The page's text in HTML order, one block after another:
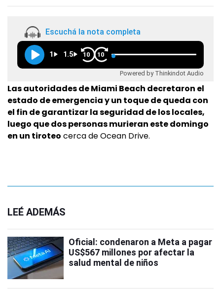
Escuchá la nota completa
1 1.5 10 10
Powered by Thinkindot Audio
Las autoridades de Miami Beach decretaron el
estado de emergencia y un toque de queda con
el fin de garantizar la seguridad de los locales,
luego que dos personas murieran este domingo
en un tiroteo cerca de Ocean Drive.
LEÉ ADEMÁS
Oficial: condenaron a Meta a pagar
US$567 millones por afectar la
salud mental de niños